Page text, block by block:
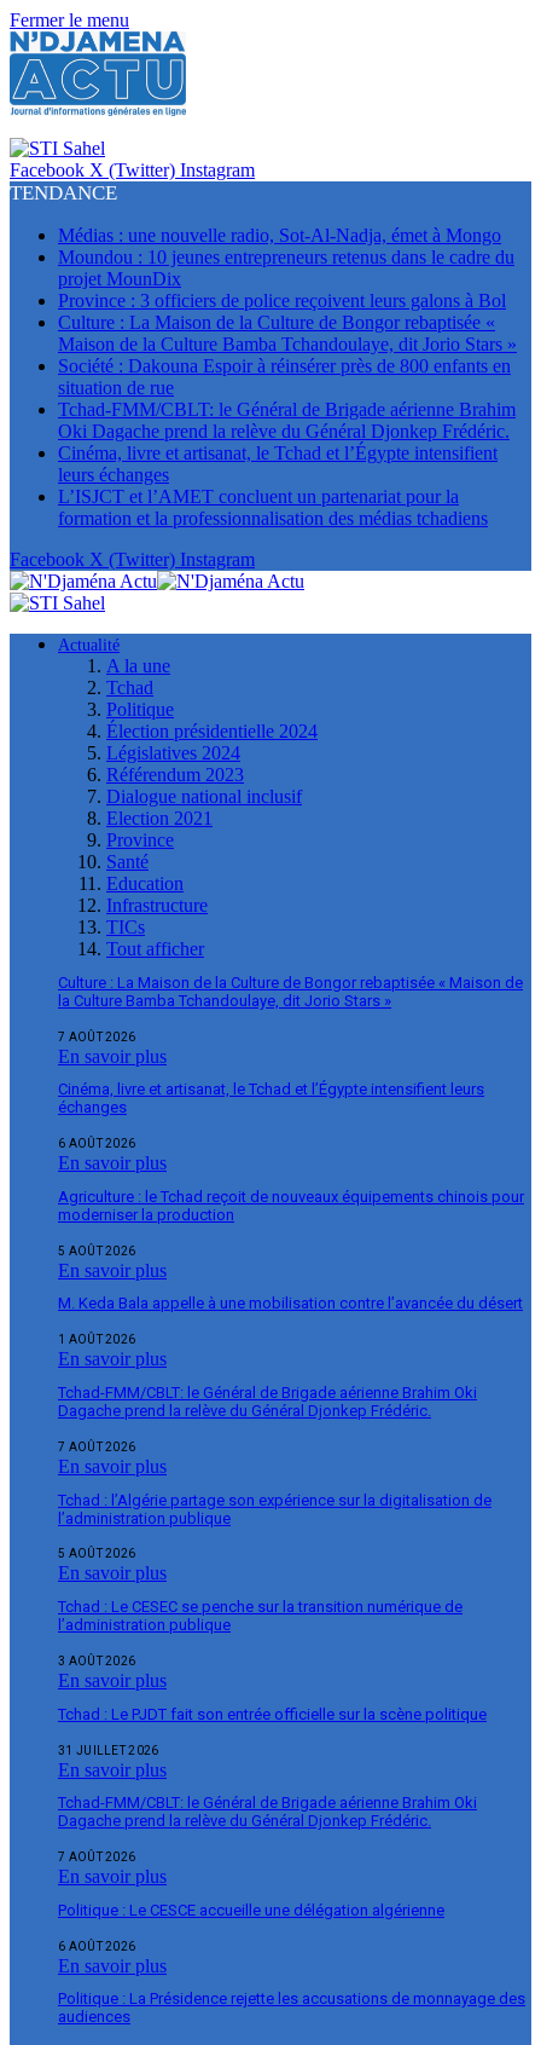
Fermer le menu
Facebook X (Twitter) Instagram
TENDANCE
Médias : une nouvelle radio, Sot-Al-Nadja, émet à Mongo
Moundou : 10 jeunes entrepreneurs retenus dans le cadre du
projet MounDix
Province : 3 officiers de police reçoivent leurs galons à Bol
Culture : La Maison de la Culture de Bongor rebaptisée «
Maison de la Culture Bamba Tchandoulaye, dit Jorio Stars »
Société : Dakouna Espoir à réinsérer près de 800 enfants en
situation de rue
Tchad-FMM/CBLT: le Général de Brigade aérienne Brahim
Oki Dagache prend la relève du Général Djonkep Frédéric.
Cinéma, livre et artisanat, le Tchad et l’Égypte intensifient
leurs échanges
L’ISJCT et l’AMET concluent un partenariat pour la
formation et la professionnalisation des médias tchadiens
Facebook X (Twitter) Instagram
Actualité
A la une
Tchad
Politique
Élection présidentielle 2024
Législatives 2024
Référendum 2023
Dialogue national inclusif
Election 2021
Province
Santé
Education
Infrastructure
TICs
Tout afficher
Culture : La Maison de la Culture de Bongor rebaptisée « Maison de
la Culture Bamba Tchandoulaye, dit Jorio Stars »
7 AOÛT 2026
En savoir plus
Cinéma, livre et artisanat, le Tchad et l’Égypte intensifient leurs
échanges
6 AOÛT 2026
En savoir plus
Agriculture : le Tchad reçoit de nouveaux équipements chinois pour
moderniser la production
5 AOÛT 2026
En savoir plus
M. Keda Bala appelle à une mobilisation contre l’avancée du désert
1 AOÛT 2026
En savoir plus
Tchad-FMM/CBLT: le Général de Brigade aérienne Brahim Oki
Dagache prend la relève du Général Djonkep Frédéric.
7 AOÛT 2026
En savoir plus
Tchad : l’Algérie partage son expérience sur la digitalisation de
l’administration publique
5 AOÛT 2026
En savoir plus
Tchad : Le CESEC se penche sur la transition numérique de
l’administration publique
3 AOÛT 2026
En savoir plus
Tchad : Le PJDT fait son entrée officielle sur la scène politique
31 JUILLET 2026
En savoir plus
Tchad-FMM/CBLT: le Général de Brigade aérienne Brahim Oki
Dagache prend la relève du Général Djonkep Frédéric.
7 AOÛT 2026
En savoir plus
Politique : Le CESCE accueille une délégation algérienne
6 AOÛT 2026
En savoir plus
Politique : La Présidence rejette les accusations de monnayage des
audiences